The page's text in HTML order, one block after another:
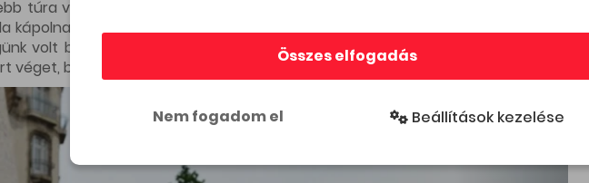
Rólunk Csatlakozz
Összes elfogadás
Nem fogadom el Beállítások kezelése